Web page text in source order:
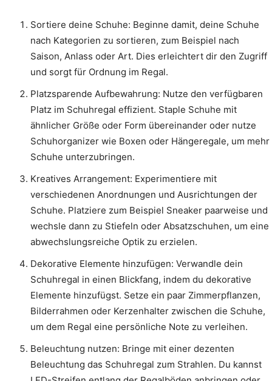
Sortiere deine Schuhe: Beginne damit, deine Schuhe
nach Kategorien zu sortieren, zum Beispiel nach
Saison, Anlass oder Art. Dies erleichtert dir den Zugriff
und sorgt für Ordnung im Regal.
Platzsparende Aufbewahrung: Nutze den verfügbaren
Platz im Schuhregal effizient. Staple Schuhe mit
ähnlicher Größe oder Form übereinander oder nutze
Schuhorganizer wie Boxen oder Hängeregale, um mehr
Schuhe unterzubringen.
Kreatives Arrangement: Experimentiere mit
verschiedenen Anordnungen und Ausrichtungen der
Schuhe. Platziere zum Beispiel Sneaker paarweise und
wechsle dann zu Stiefeln oder Absatzschuhen, um eine
abwechslungsreiche Optik zu erzielen.
Dekorative Elemente hinzufügen: Verwandle dein
Schuhregal in einen Blickfang, indem du dekorative
Elemente hinzufügst. Setze ein paar Zimmerpflanzen,
Bilderrahmen oder Kerzenhalter zwischen die Schuhe,
um dem Regal eine persönliche Note zu verleihen.
Beleuchtung nutzen: Bringe mit einer dezenten
Beleuchtung das Schuhregal zum Strahlen. Du kannst